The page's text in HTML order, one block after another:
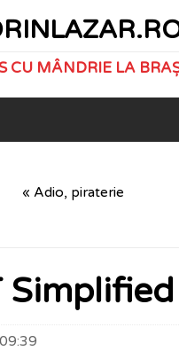
CU MÂNDRIE LA
« Adio, piraterie
Simplified